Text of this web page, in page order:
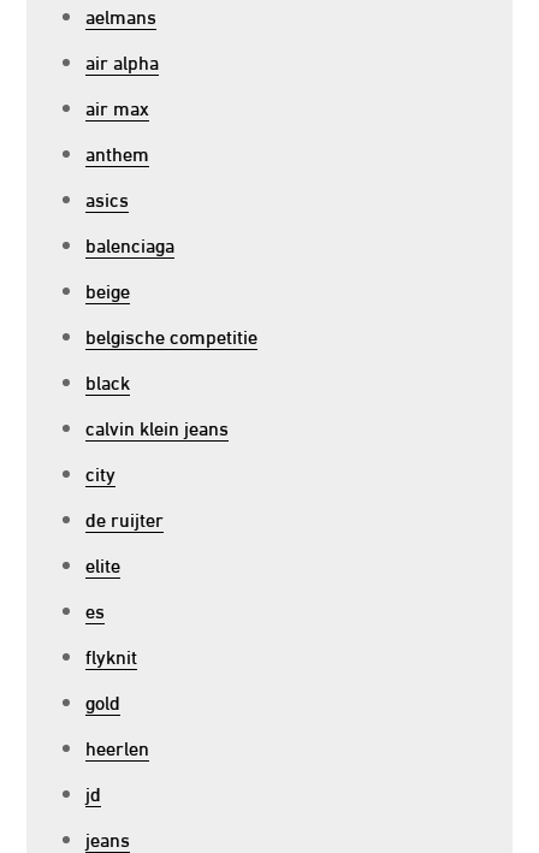
aelmans
air alpha
air max
anthem
asics
balenciaga
beige
belgische competitie
black
calvin klein jeans
city
de ruijter
elite
es
flyknit
gold
heerlen
jd
jeans